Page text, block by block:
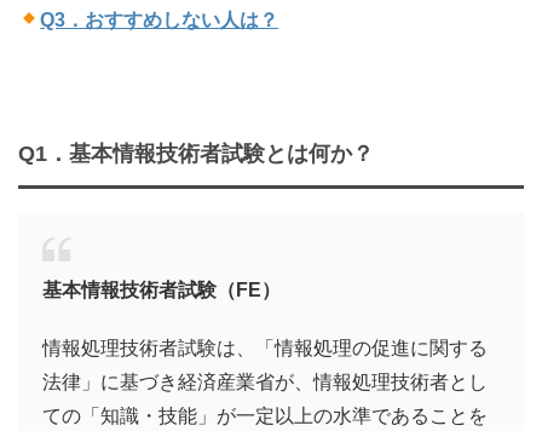
Q3．おすすめしない人は？
Q1．基本情報技術者試験とは何か？
基本情報技術者試験（FE）
情報処理技術者試験は、「情報処理の促進に関する
法律」に基づき経済産業省が、情報処理技術者とし
ての「知識・技能」が一定以上の水準であることを